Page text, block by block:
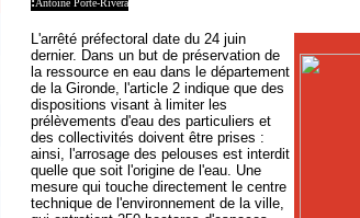
Antoine Porte-Rivera
L'arrêté préfectoral date du 24 juin
dernier. Dans un but de préservation de
la ressource en eau dans le département
de la Gironde, l'article 2 indique que des
dispositions visant à limiter les
prélèvements d'eau des particuliers et
des collectivités doivent être prises :
ainsi, l'arrosage des pelouses est interdit
quelle que soit l'origine de l'eau. Une
mesure qui touche directement le centre
technique de l'environnement de la ville,